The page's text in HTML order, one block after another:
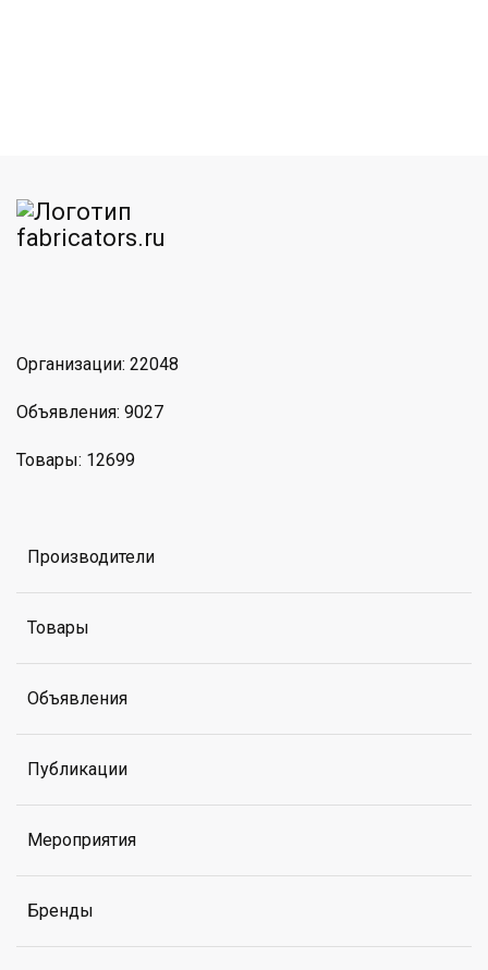
Организации: 22048
Объявления: 9027
Товары: 12699
Производители
Товары
Объявления
Публикации
Мероприятия
Бренды